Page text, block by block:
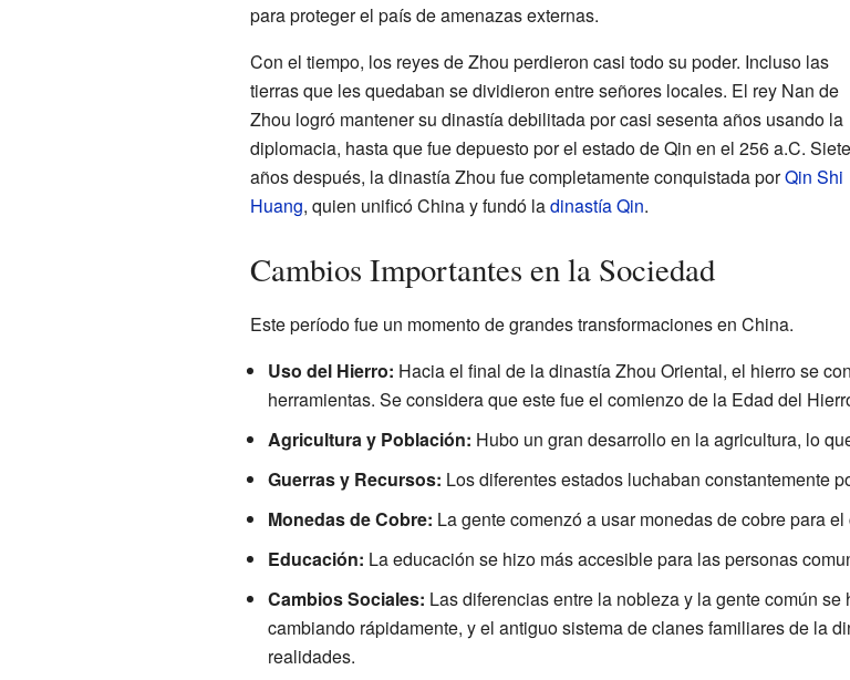
para proteger el país de amenazas externas.
Con el tiempo, los reyes de Zhou perdieron casi todo su poder. Incluso las
tierras que les quedaban se dividieron entre señores locales. El rey Nan de
Zhou logró mantener su dinastía debilitada por casi sesenta años usando la
diplomacia, hasta que fue depuesto por el estado de Qin en el 256 a.C. Siete
años después, la dinastía Zhou fue completamente conquistada porQin Shi
Huang, quien unificó China y fundó ladinastía Qin.
Cambios Importantes en la Sociedad
Este período fue un momento de grandes transformaciones en China.
Uso del Hierro: Hacia el final de la dinastía Zhou Oriental, el hierro se
herramientas. Se considera que este fue el comienzo de la Edad del
Agricultura y Población: Hubo un gran desarrollo en la agricultura, lo
Guerras y Recursos: Los diferentes estados luchaban constantemente
Monedas de Cobre: La gente comenzó a usar monedas de cobre para el
Educación: La educación se hizo más accesible para las personas
Cambios Sociales: Las diferencias entre la nobleza y la gente común
cambiando rápidamente, y el antiguo sistema de clanes familiares de la
realidades.